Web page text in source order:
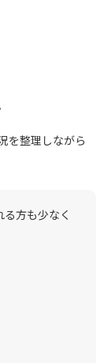
を整理しながら
る方も少なく